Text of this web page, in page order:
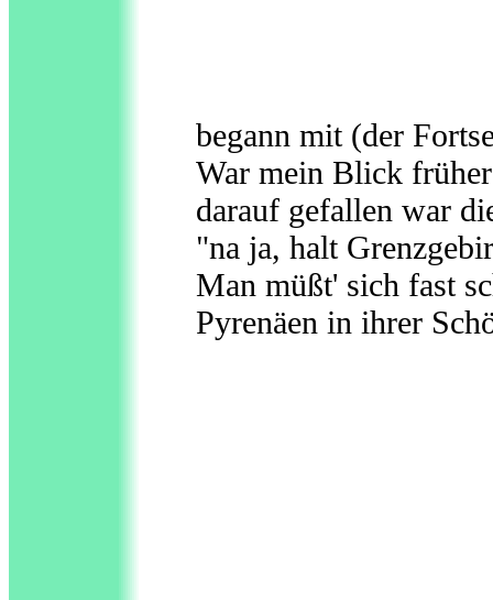
begann mit (der
War mein Blick
darauf gefallen war
"na ja, halt
Man müßt' sich fast
Pyrenäen in ihrer